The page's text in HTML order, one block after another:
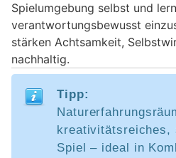
Spielumgebung selbst und
verantwortungsbewusst
stärken Achtsamkeit,
nachhaltig.
Tipp:
kreativitätsreiches,
Spiel – ideal in